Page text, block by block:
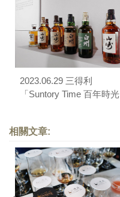
2023.06.29 三得利
「Suntory Time 百年時光
相關文章: